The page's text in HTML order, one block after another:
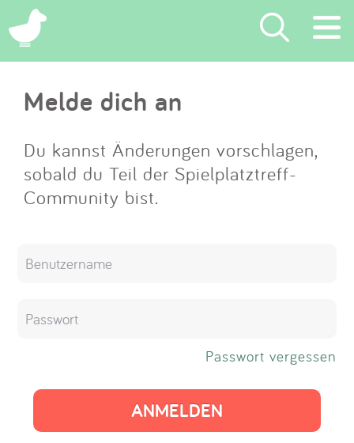
×
Suchen
Eintragen
App
Impressum
Anmelden
Melde dich an
Du kannst Änderungen vorschlagen,
sobald du Teil der Spielplatztreff-
Community bist.
Passwort vergessen